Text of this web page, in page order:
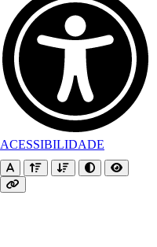
ACESSIBILIDADE